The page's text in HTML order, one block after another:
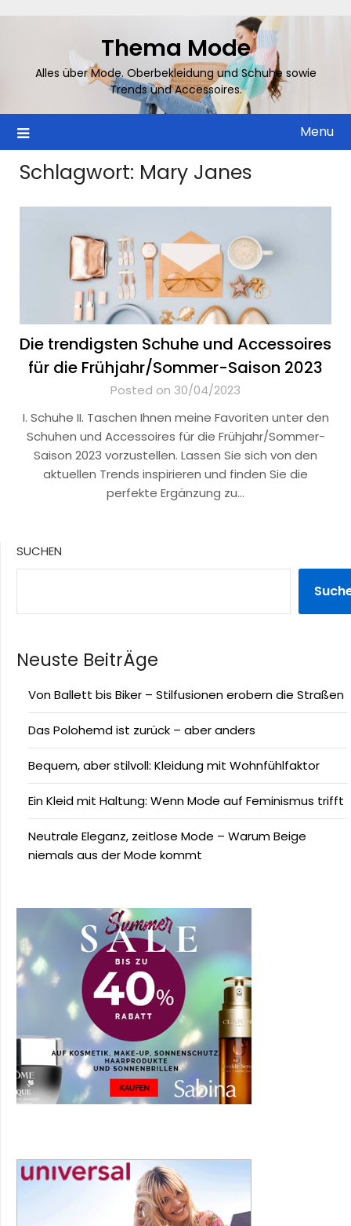
Thema Mode
Alles über Mode. Oberbekleidung und Schuhe sowie
Trends und Accessoires.
Menu
Schlagwort: Mary Janes
Die trendigsten Schuhe und Accessoires
für die Frühjahr/Sommer-Saison 2023
Posted on 30/04/2023
I. Schuhe II. Taschen Ihnen meine Favoriten unter den
Schuhen und Accessoires für die Frühjahr/Sommer-
Saison 2023 vorzustellen. Lassen Sie sich von den
aktuellen Trends inspirieren und finden Sie die
perfekte Ergänzung zu…
SUCHEN
Neuste BeitrÄge
Von Ballett bis Biker – Stilfusionen erobern die Straßen
Das Polohemd ist zurück – aber anders
Bequem, aber stilvoll: Kleidung mit Wohnfühlfaktor
Ein Kleid mit Haltung: Wenn Mode auf Feminismus trifft
Neutrale Eleganz, zeitlose Mode – Warum Beige
niemals aus der Mode kommt